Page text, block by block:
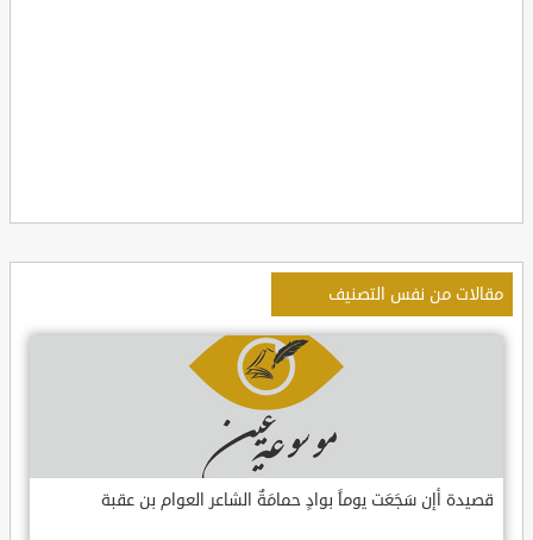
مقالات من نفس التصنيف
قصيدة أإن سَجَعَت يوماً بوادٍ حمامَةٌ الشاعر العوام بن عقبة